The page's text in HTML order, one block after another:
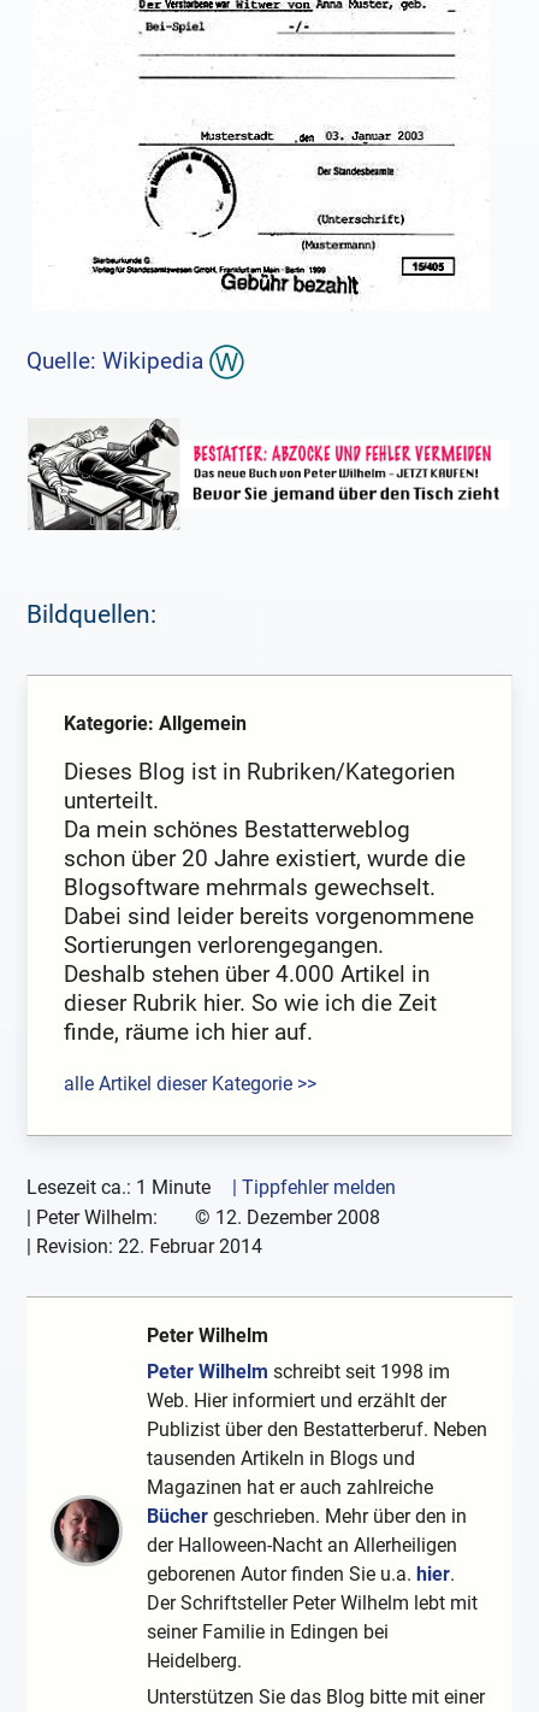
Quelle: Wikipedia
Bildquellen:
Kategorie: Allgemein
Dieses Blog ist in Rubriken/Kategorien
unterteilt.
Da mein schönes Bestatterweblog
schon über 20 Jahre existiert, wurde die
Blogsoftware mehrmals gewechselt.
Dabei sind leider bereits vorgenommene
Sortierungen verlorengegangen.
Deshalb stehen über 4.000 Artikel in
dieser Rubrik hier. So wie ich die Zeit
finde, räume ich hier auf.
alle Artikel dieser Kategorie >>
Lesezeit ca.: 1 Minute
| Tippfehler melden
| Peter Wilhelm: © 12. Dezember 2008
| Revision:22. Februar 2014
Peter Wilhelm
Peter Wilhelm schreibt seit 1998 im
Web. Hier informiert und erzählt der
Publizist über den Bestatterberuf. Neben
tausenden Artikeln in Blogs und
Magazinen hat er auch zahlreiche
Bücher geschrieben. Mehr über den in
der Halloween-Nacht an Allerheiligen
geborenen Autor finden Sie u.a.hier.
Der Schriftsteller Peter Wilhelm lebt mit
seiner Familie in Edingen bei
Heidelberg.
Unterstützen Sie das Blog bitte mit einer